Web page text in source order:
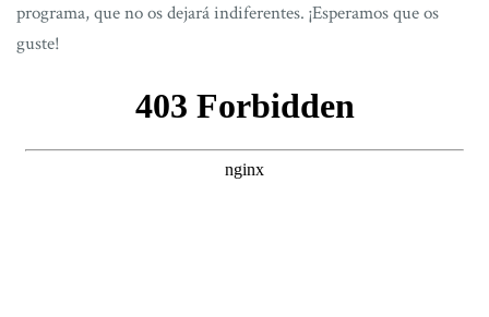
programa, que no os dejará indiferentes. ¡Esperamos que os
guste!